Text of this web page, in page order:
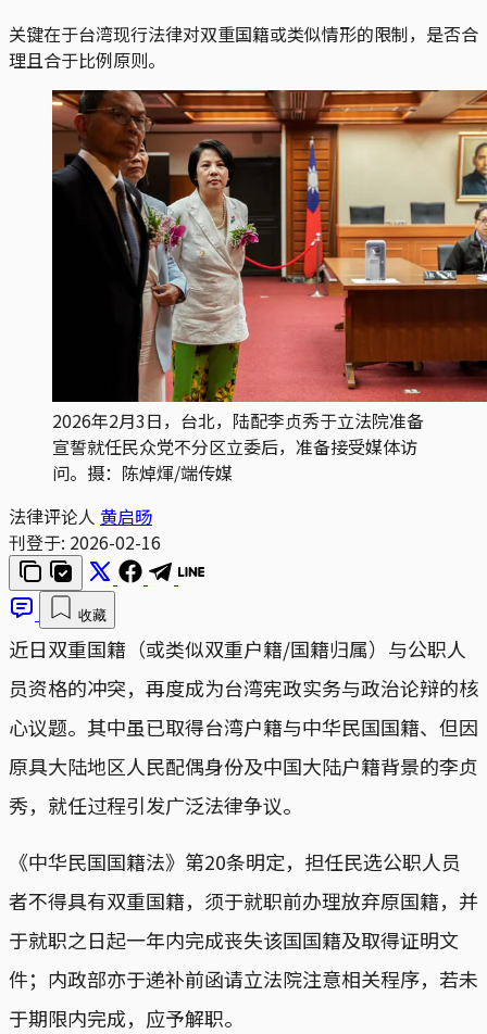
关键在于台湾现行法律对双重国籍或类似情形的限制，是否合
理且合于比例原则。
2026年2月3日，台北，陆配李贞秀于立法院准备
宣誓就任民众党不分区立委后，准备接受媒体访
问。摄：陈焯煇/端传媒
法律评论人 黄启旸
刊登于: 2026-02-16
收藏
近日双重国籍（或类似双重户籍/国籍归属）与公职人
员资格的冲突，再度成为台湾宪政实务与政治论辩的核
心议题。其中虽已取得台湾户籍与中华民国国籍、但因
原具大陆地区人民配偶身份及中国大陆户籍背景的李贞
秀，就任过程引发广泛法律争议。
《中华民国国籍法》第20条明定，担任民选公职人员
者不得具有双重国籍，须于就职前办理放弃原国籍，并
于就职之日起一年内完成丧失该国国籍及取得证明文
件；内政部亦于递补前函请立法院注意相关程序，若未
于期限内完成，应予解职。